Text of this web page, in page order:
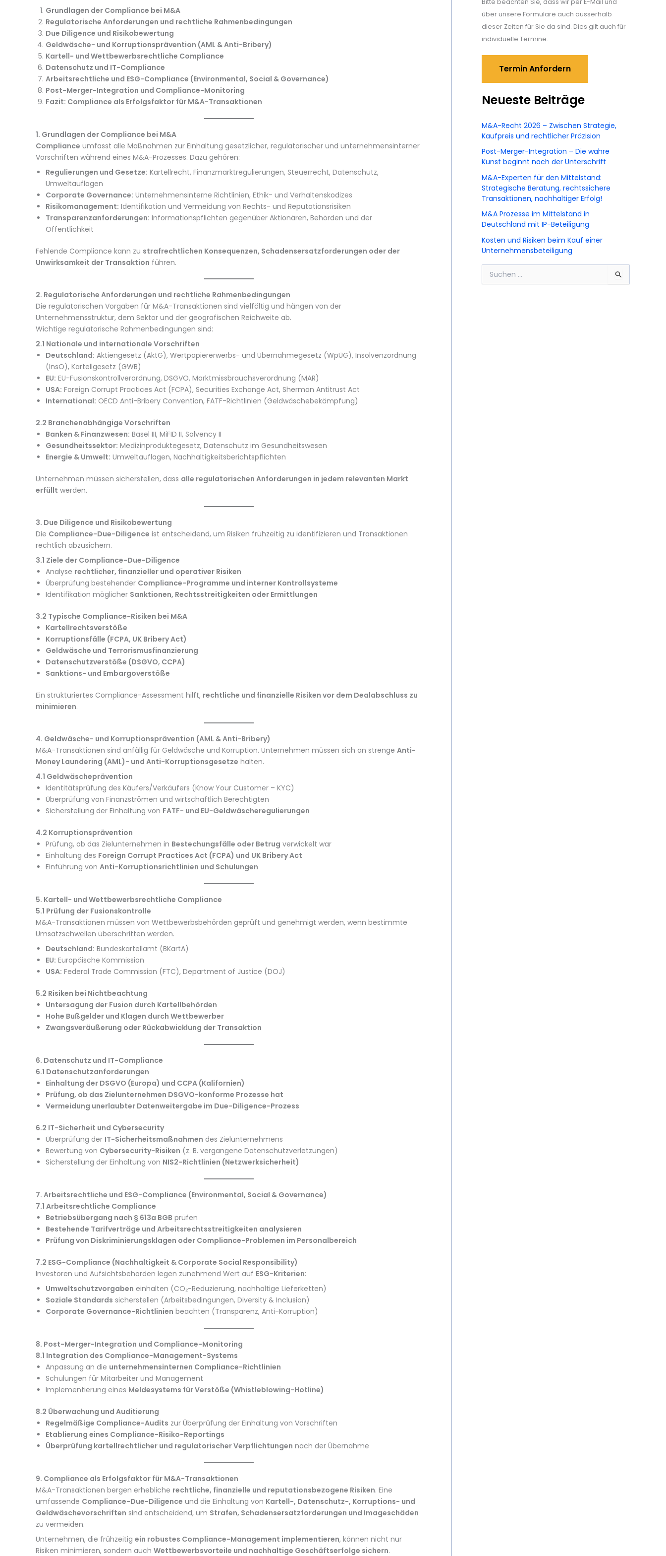
Grundlagen der Compliance bei M&A
Regulatorische Anforderungen und rechtliche Rahmenbedingungen
Due Diligence und Risikobewertung
Geldwäsche- und Korruptionsprävention (AML & Anti-Bribery)
Kartell- und Wettbewerbsrechtliche Compliance
Datenschutz und IT-Compliance
Arbeitsrechtliche und ESG-Compliance (Environmental, Social & Governance)
Post-Merger-Integration und Compliance-Monitoring
Fazit: Compliance als Erfolgsfaktor für M&A-Transaktionen
1. Grundlagen der Compliance bei M&A
Compliance umfasst alle Maßnahmen zur Einhaltung gesetzlicher, regulatorischer und unternehmensinterner
Vorschriften während eines M&A-Prozesses. Dazu gehören:
Regulierungen und Gesetze: Kartellrecht, Finanzmarktregulierungen, Steuerrecht, Datenschutz,
Umweltauflagen
Corporate Governance: Unternehmensinterne Richtlinien, Ethik- und Verhaltenskodizes
Risikomanagement: Identifikation und Vermeidung von Rechts- und Reputationsrisiken
Transparenzanforderungen: Informationspflichten gegenüber Aktionären, Behörden und der
Öffentlichkeit
Fehlende Compliance kann zu strafrechtlichen Konsequenzen, Schadensersatzforderungen oder der
Unwirksamkeit der Transaktion führen.
2. Regulatorische Anforderungen und rechtliche Rahmenbedingungen
Die regulatorischen Vorgaben für M&A-Transaktionen sind vielfältig und hängen von der
Unternehmensstruktur, dem Sektor und der geografischen Reichweite ab.
Wichtige regulatorische Rahmenbedingungen sind:
2.1 Nationale und internationale Vorschriften
Deutschland: Aktiengesetz (AktG), Wertpapiererwerbs- und Übernahmegesetz (WpÜG), Insolvenzordnung
(InsO), Kartellgesetz (GWB)
EU: EU-Fusionskontrollverordnung, DSGVO, Marktmissbrauchsverordnung (MAR)
USA: Foreign Corrupt Practices Act (FCPA), Securities Exchange Act, Sherman Antitrust Act
International: OECD Anti-Bribery Convention, FATF-Richtlinien (Geldwäschebekämpfung)
2.2 Branchenabhängige Vorschriften
Banken & Finanzwesen: Basel III, MiFID II, Solvency II
Gesundheitssektor: Medizinproduktegesetz, Datenschutz im Gesundheitswesen
Energie & Umwelt: Umweltauflagen, Nachhaltigkeitsberichtspflichten
Unternehmen müssen sicherstellen, dass alle regulatorischen Anforderungen in jedem relevanten Markt
erfüllt werden.
3. Due Diligence und Risikobewertung
Die Compliance-Due-Diligence ist entscheidend, um Risiken frühzeitig zu identifizieren und Transaktionen
rechtlich abzusichern.
3.1 Ziele der Compliance-Due-Diligence
Analyse rechtlicher, finanzieller und operativer Risiken
Überprüfung bestehender Compliance-Programme und interner Kontrollsysteme
Identifikation möglicher Sanktionen, Rechtsstreitigkeiten oder Ermittlungen
3.2 Typische Compliance-Risiken bei M&A
Kartellrechtsverstöße
Korruptionsfälle (FCPA, UK Bribery Act)
Geldwäsche und Terrorismusfinanzierung
Datenschutzverstöße (DSGVO, CCPA)
Sanktions- und Embargoverstöße
Ein strukturiertes Compliance-Assessment hilft, rechtliche und finanzielle Risiken vor dem Dealabschluss zu
minimieren.
4. Geldwäsche- und Korruptionsprävention (AML & Anti-Bribery)
M&A-Transaktionen sind anfällig für Geldwäsche und Korruption. Unternehmen müssen sich an strenge Anti-
Money Laundering (AML)- und Anti-Korruptionsgesetze halten.
4.1 Geldwäscheprävention
Identitätsprüfung des Käufers/Verkäufers (Know Your Customer – KYC)
Überprüfung von Finanzströmen und wirtschaftlich Berechtigten
Sicherstellung der Einhaltung von FATF- und EU-Geldwäscheregulierungen
4.2 Korruptionsprävention
Prüfung, ob das Zielunternehmen in Bestechungsfälle oder Betrug verwickelt war
Einhaltung des Foreign Corrupt Practices Act (FCPA) und UK Bribery Act
Einführung von Anti-Korruptionsrichtlinien und Schulungen
5. Kartell- und Wettbewerbsrechtliche Compliance
5.1 Prüfung der Fusionskontrolle
M&A-Transaktionen müssen von Wettbewerbsbehörden geprüft und genehmigt werden, wenn bestimmte
Umsatzschwellen überschritten werden.
Deutschland: Bundeskartellamt (BKartA)
EU: Europäische Kommission
USA: Federal Trade Commission (FTC), Department of Justice (DOJ)
5.2 Risiken bei Nichtbeachtung
Untersagung der Fusion durch Kartellbehörden
Hohe Bußgelder und Klagen durch Wettbewerber
Zwangsveräußerung oder Rückabwicklung der Transaktion
6. Datenschutz und IT-Compliance
6.1 Datenschutzanforderungen
Einhaltung der DSGVO (Europa) und CCPA (Kalifornien)
Prüfung, ob das Zielunternehmen DSGVO-konforme Prozesse hat
Vermeidung unerlaubter Datenweitergabe im Due-Diligence-Prozess
6.2 IT-Sicherheit und Cybersecurity
Überprüfung der IT-Sicherheitsmaßnahmen des Zielunternehmens
Bewertung von Cybersecurity-Risiken (z. B. vergangene Datenschutzverletzungen)
Sicherstellung der Einhaltung von NIS2-Richtlinien (Netzwerksicherheit)
7. Arbeitsrechtliche und ESG-Compliance (Environmental, Social & Governance)
7.1 Arbeitsrechtliche Compliance
Betriebsübergang nach § 613a BGB prüfen
Bestehende Tarifverträge und Arbeitsrechtsstreitigkeiten analysieren
Prüfung von Diskriminierungsklagen oder Compliance-Problemen im Personalbereich
7.2 ESG-Compliance (Nachhaltigkeit & Corporate Social Responsibility)
Investoren und Aufsichtsbehörden legen zunehmend Wert auf ESG-Kriterien:
Umweltschutzvorgaben einhalten (CO₂-Reduzierung, nachhaltige Lieferketten)
Soziale Standards sicherstellen (Arbeitsbedingungen, Diversity & Inclusion)
Corporate Governance-Richtlinien beachten (Transparenz, Anti-Korruption)
8. Post-Merger-Integration und Compliance-Monitoring
8.1 Integration des Compliance-Management-Systems
Anpassung an die unternehmensinternen Compliance-Richtlinien
Schulungen für Mitarbeiter und Management
Implementierung eines Meldesystems für Verstöße (Whistleblowing-Hotline)
8.2 Überwachung und Auditierung
Regelmäßige Compliance-Audits zur Überprüfung der Einhaltung von Vorschriften
Etablierung eines Compliance-Risiko-Reportings
Überprüfung kartellrechtlicher und regulatorischer Verpflichtungen nach der Übernahme
9. Compliance als Erfolgsfaktor für M&A-Transaktionen
M&A-Transaktionen bergen erhebliche rechtliche, finanzielle und reputationsbezogene Risiken. Eine
umfassende Compliance-Due-Diligence und die Einhaltung von Kartell-, Datenschutz-, Korruptions- und
Geldwäschevorschriften sind entscheidend, um Strafen, Schadensersatzforderungen und Imageschäden
zu vermeiden.
Unternehmen, die frühzeitig ein robustes Compliance-Management implementieren, können nicht nur
Risiken minimieren, sondern auch Wettbewerbsvorteile und nachhaltige Geschäftserfolge sichern.
über unsere Formulare auch ausserhalb
dieser Zeiten für Sie da sind. Dies gilt auch für
individuelle Termine.
Termin Anfordern
Neueste Beiträge
M&A-Recht 2026 – Zwischen Strategie,
Kaufpreis und rechtlicher Präzision
Post-Merger-Integration – Die wahre
Kunst beginnt nach der Unterschrift
M&A-Experten für den Mittelstand:
Strategische Beratung, rechtssichere
Transaktionen, nachhaltiger Erfolg!
M&A Prozesse im Mittelstand in
Deutschland mit IP-Beteiligung
Kosten und Risiken beim Kauf einer
Unternehmensbeteiligung